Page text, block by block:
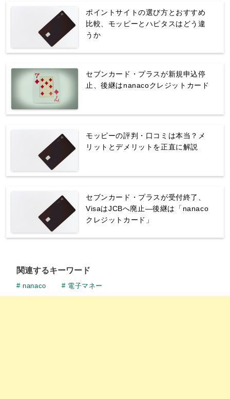
ポイントサイトの選び方とおすすめ
比較、モッピーとハピタスはどう違
うか
セブンカード・プラスが新規申込停
止、後継はnanacoクレジットカード
モッピーの評判・口コミは本当？メ
リットとデメリットを正直に解説
セブンカード・プラスが受付終了、
VisaはJCBへ廃止—後継は「nanaco
クレジットカード」
関連するキーワード
nanaco 電子マネー